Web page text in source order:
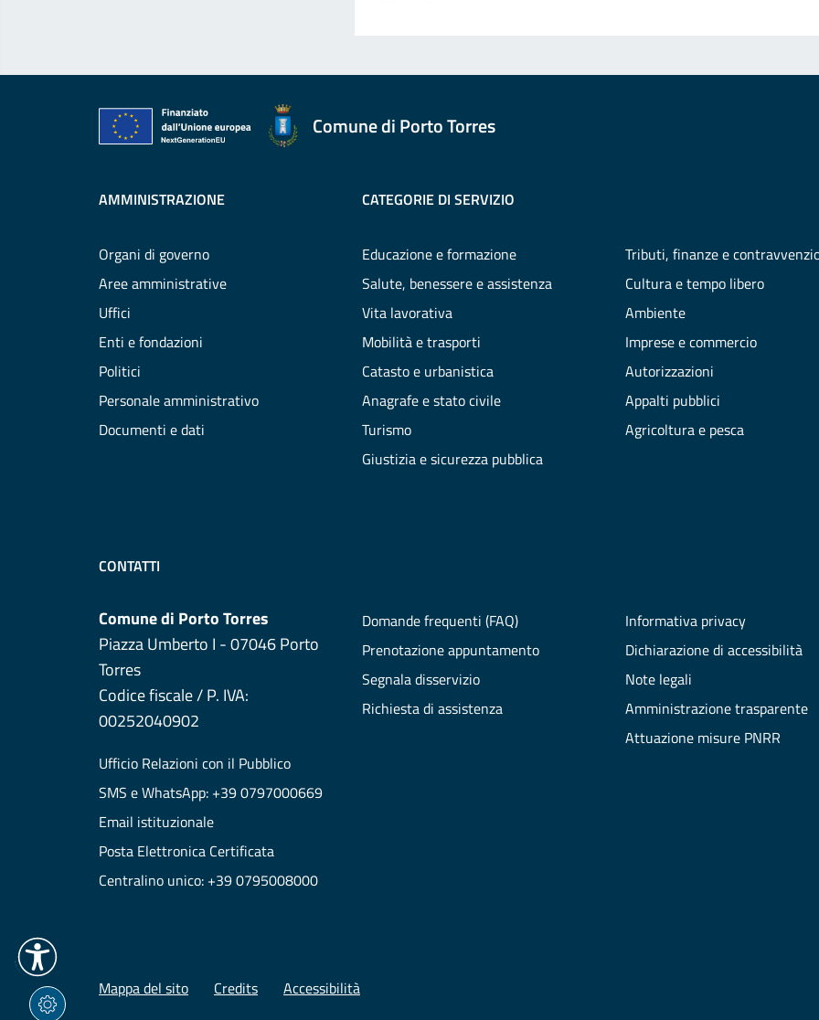
Comune di Porto Torres
AMMINISTRAZIONE
Organi di governo
Aree amministrative
Uffici
Enti e fondazioni
Politici
Personale amministrativo
Documenti e dati
CATEGORIE DI SERVIZIO
Educazione e formazione
Salute, benessere e assistenza
Vita lavorativa
Mobilità e trasporti
Catasto e urbanistica
Anagrafe e stato civile
Turismo
Giustizia e sicurezza pubblica
Tributi, finanze e
Cultura e tempo libero
Ambiente
Imprese e commercio
Autorizzazioni
Appalti pubblici
Agricoltura e pesca
CONTATTI
Comune di Porto Torres
Piazza Umberto I - 07046 Porto
Torres
Codice fiscale / P. IVA:
00252040902
Ufficio Relazioni con il Pubblico
SMS e WhatsApp: +39 0797000669
Email istituzionale
Posta Elettronica Certificata
Centralino unico: +39 0795008000
Domande frequenti (FAQ)
Prenotazione appuntamento
Segnala disservizio
Richiesta di assistenza
Informativa privacy
Dichiarazione di accessibilità
Note legali
Amministrazione trasparente
Attuazione misure PNRR
Mappa del sito Credits Accessibilità